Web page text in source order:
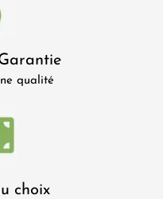
qualité
choix